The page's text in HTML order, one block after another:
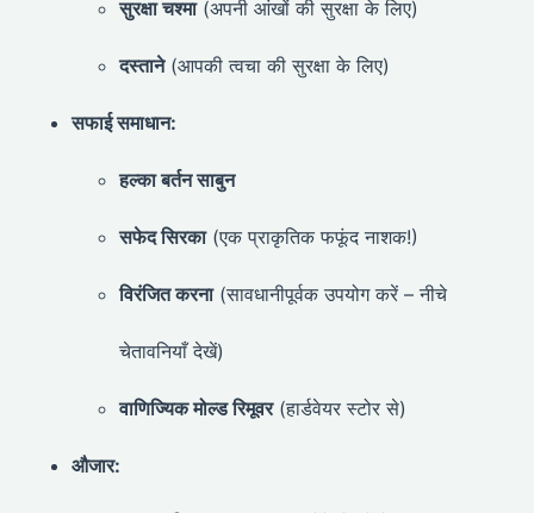
सुरक्षा चश्मा(अपनी आंखों की सुरक्षा के लिए)
दस्ताने(आपकी त्वचा की सुरक्षा के लिए)
सफाई समाधान:
हल्का बर्तन साबुन
सफेद सिरका(एक प्राकृतिक फफूंद नाशक!)
विरंजित करना(सावधानीपूर्वक उपयोग करें – नीचे
चेतावनियाँ देखें)
वाणिज्यिक मोल्ड रिमूवर(हार्डवेयर स्टोर से)
औजार: